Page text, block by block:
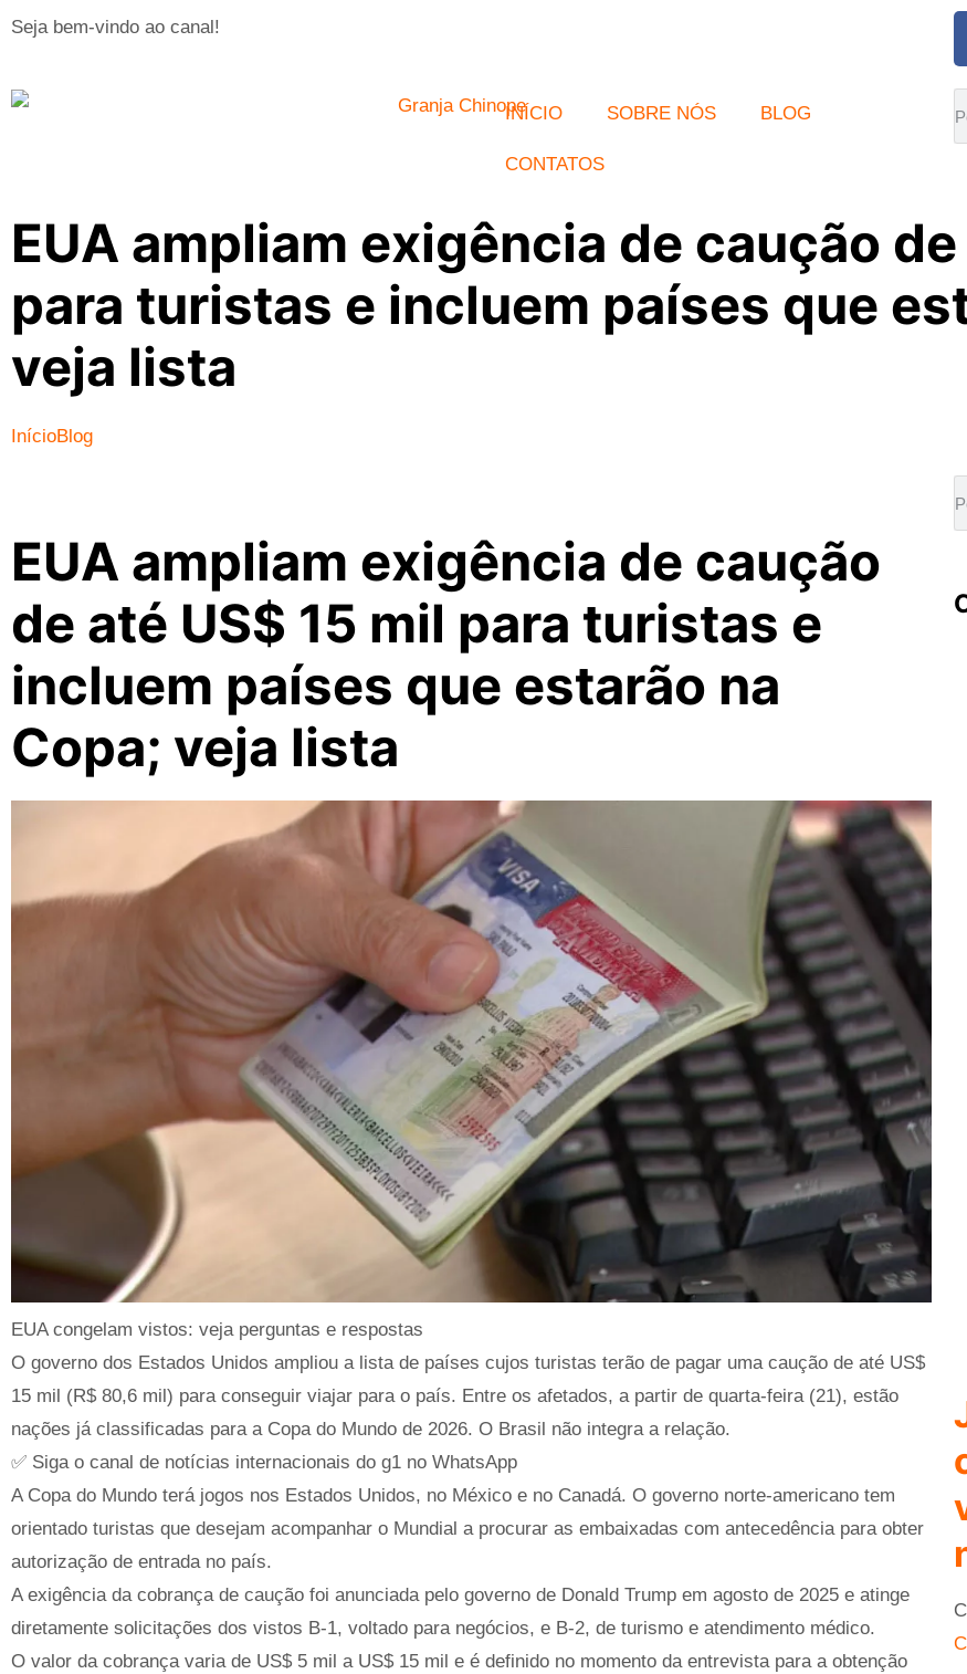
Seja bem-vindo ao canal!
INÍCIO SOBRE NÓS BLOG
CONTATOS
EUA ampliam exigência de caução
para turistas e incluem países que
veja lista
InícioBlog
EUA ampliam exigência de caução
de até US$ 15 mil para turistas e
incluem países que estarão na
Copa; veja lista
EUA congelam vistos: veja perguntas e respostas
O governo dos Estados Unidos ampliou a lista de países cujos turistas terão de pagar uma caução de até US$
15 mil (R$ 80,6 mil) para conseguir viajar para o país. Entre os afetados, a partir de quarta-feira (21), estão
nações já classificadas para a Copa do Mundo de 2026. O Brasil não integra a relação.
✅ Siga o canal de notícias internacionais do g1 no WhatsApp
A Copa do Mundo terá jogos nos Estados Unidos, no México e no Canadá. O governo norte-americano tem
orientado turistas que desejam acompanhar o Mundial a procurar as embaixadas com antecedência para obter
autorização de entrada no país.
A exigência da cobrança de caução foi anunciada pelo governo de Donald Trump em agosto de 2025 e atinge
diretamente solicitações dos vistos B-1, voltado para negócios, e B-2, de turismo e atendimento médico.
O valor da cobrança varia de US$ 5 mil a US$ 15 mil e é definido no momento da entrevista para a obtenção